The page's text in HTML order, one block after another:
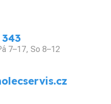
7–17, So 8–12